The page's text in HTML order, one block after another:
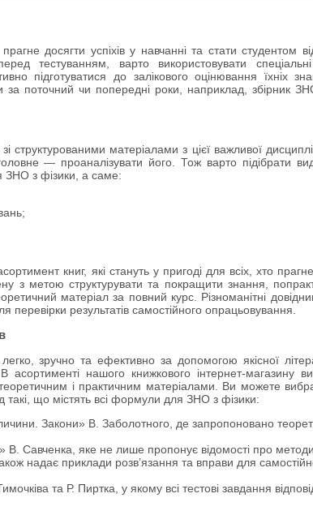
досягти успіхів у навчанні та стати студентом
тестуванням, варто використовувати
підготуватися до залікового оцінювання їхніх
поточний чи попередні роки, наприклад, збірник
структурованими матеріалами з цієї важливої
— проаналізувати його. Тож варто підібрати
ЗНО з фізики, а саме:
книг, які стануть у пригоді для всіх, хто
з метою структурувати та покращити знання,
матеріал за повний курс. Різноманітні
результатів самостійного опрацьовування.
зручно та ефективно за допомогою якісної
нашого книжкового інтернет-магазину
і практичним матеріалами. Ви можете
такі, що містять всі формули для ЗНО з фізики:
Закони» В. Заболотного, де запропоновано
В. Савченка, яке не лише пропонує відомості про методи
надає приклади розв’язання та вправи для
та Р. Пиртка, у якому всі тестові завдання